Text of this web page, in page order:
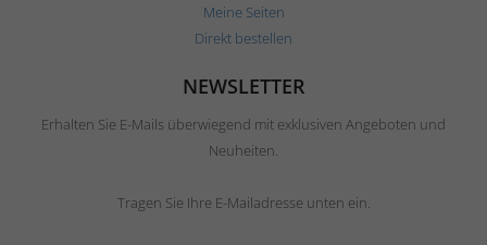
Meine Seiten
Direkt bestellen
NEWSLETTER
Erhalten Sie E-Mails überwiegend mit exklusiven Angeboten und
Neuheiten.
Tragen Sie Ihre E-Mailadresse unten ein.